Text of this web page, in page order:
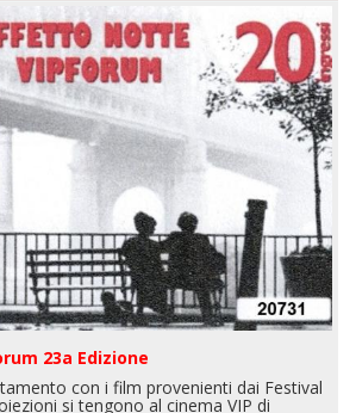
23a Edizione
con i film provenienti dai Festival
si tengono al cinema VIP di